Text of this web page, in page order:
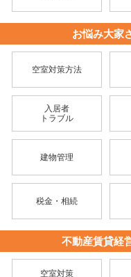
お悩み大家
空室対策方法
入居者
トラブル
建物管理
税金・相続
不動産賃貸経
空室対策